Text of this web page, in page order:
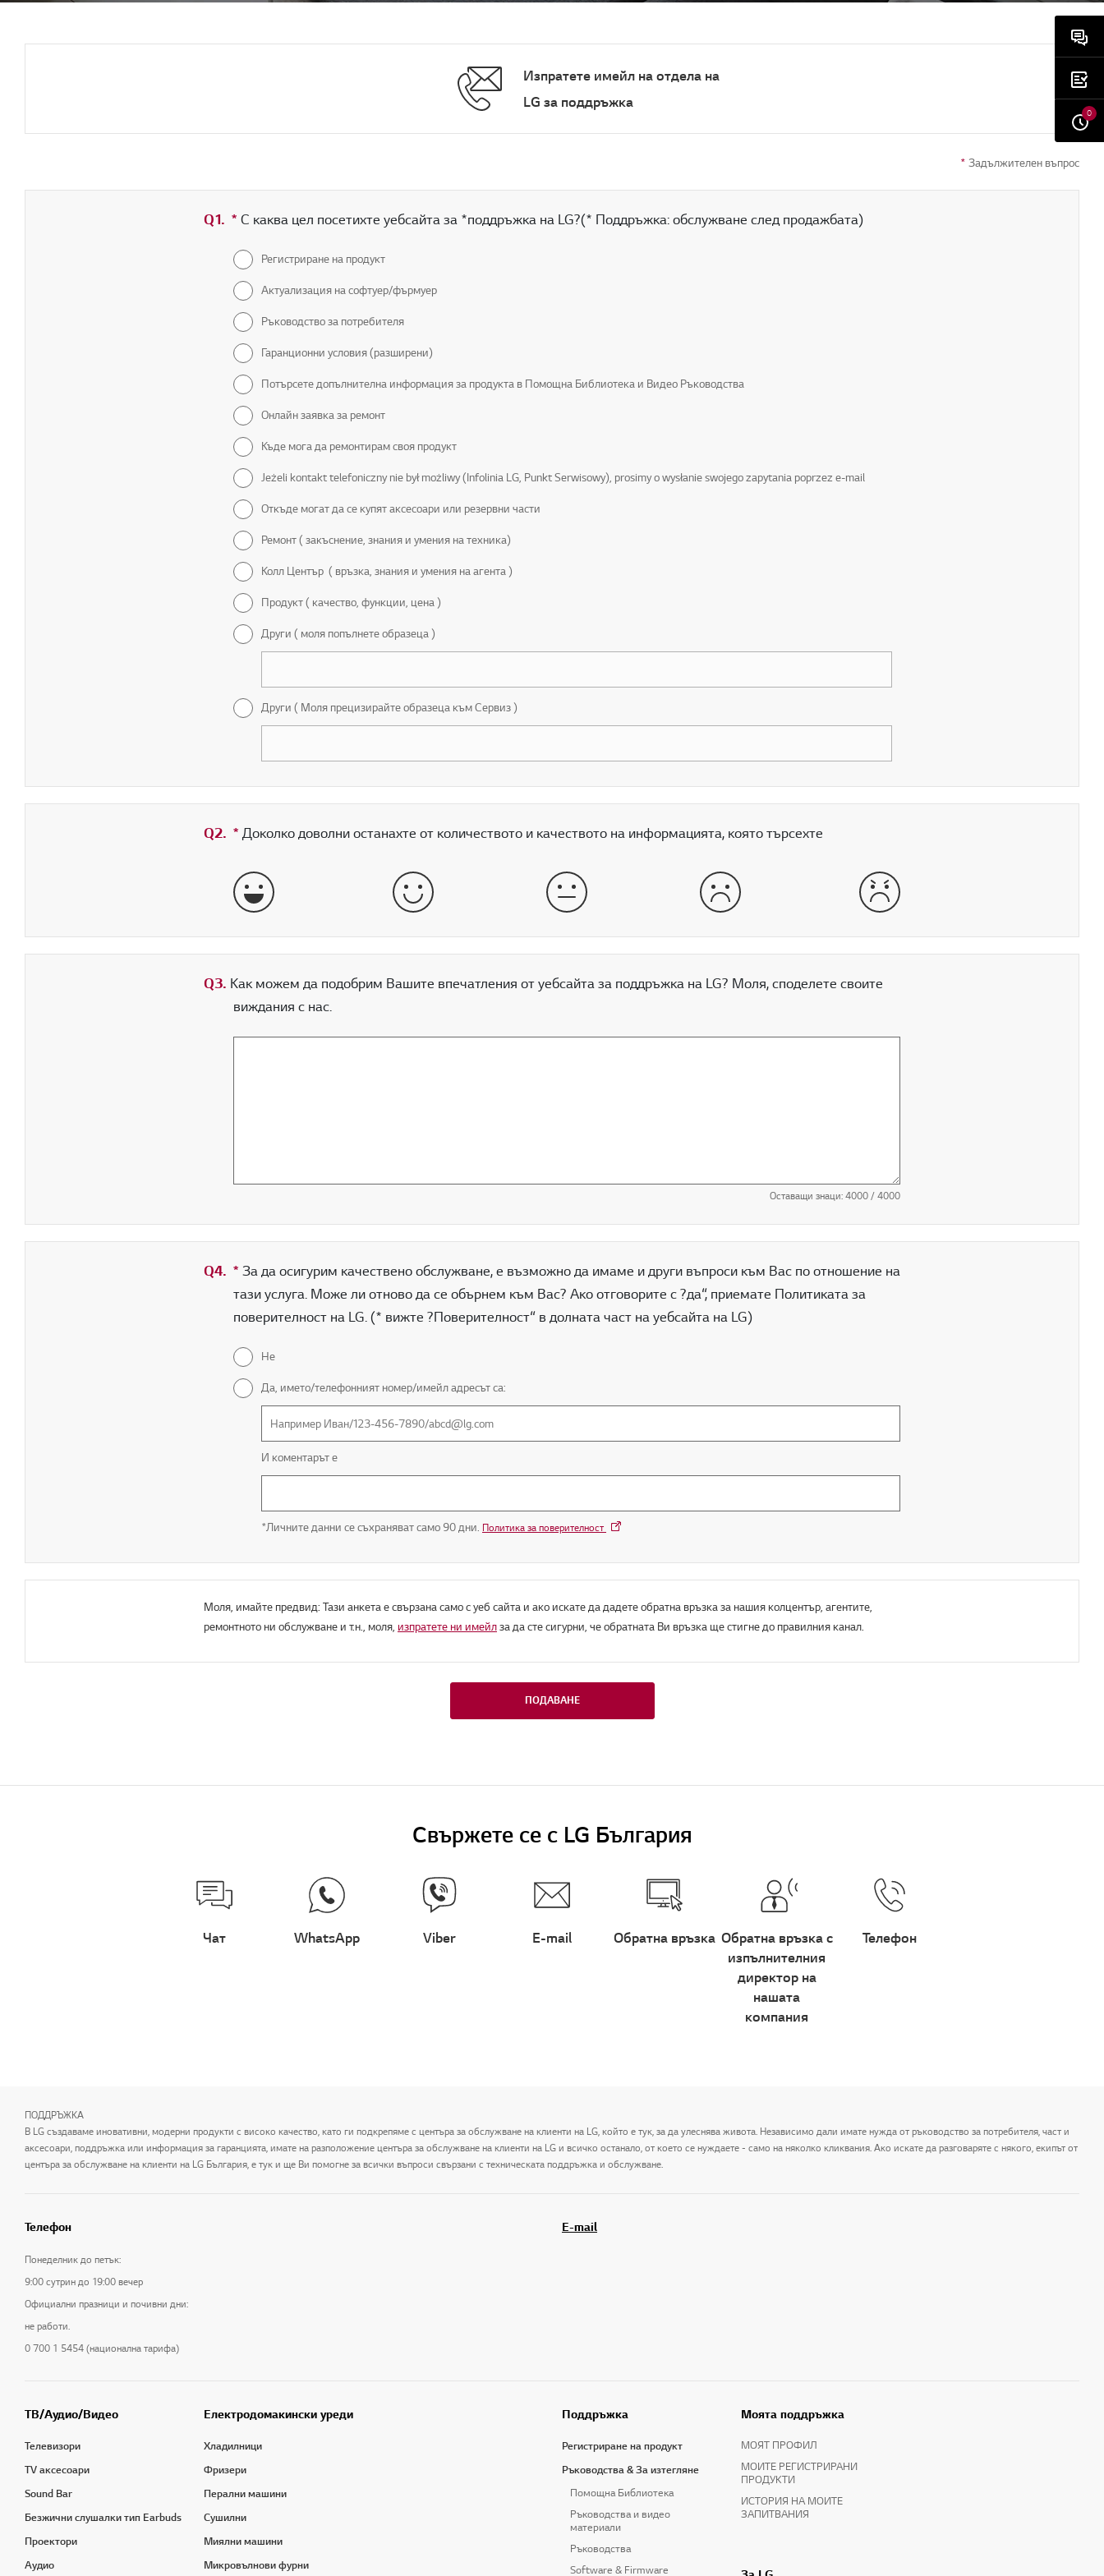
Изпратете имейл на отдела на
LG за поддръжка
* Задължителен въпрос
Q1. * Задължително поле
С каква цел посетихте уебсайта за *поддръжка на LG?(* Поддръжка: обслужване след продажбата)
Регистриране на продукт
Актуализация на софтуер/фърмуер
Ръководство за потребителя
Гаранционни условия (разширени)
Потърсете допълнителна информация за продукта в Помощна Библиотека и Видео Ръководства
Онлайн заявка за ремонт
Къде мога да ремонтирам своя продукт
Jeżeli kontakt telefoniczny nie był możliwy (Infolinia LG, Punkt Serwisowy), prosimy o wysłanie swojego zapytania poprzez e-mail
Откъде могат да се купят аксесоари или резервни части
Ремонт ( закъснение, знания и умения на техника)
Колл Център ( връзка, знания и умения на агента )
Продукт ( качество, функции, цена )
Други ( моля попълнете образеца )
Други ( Моля прецизирайте образеца към Сервиз )
Q2. * Задължително поле
Доколко доволни останахте от количеството и качеството на информацията, която търсехте
Много добре добрe средно лошо
Q3. Как можем да подобрим Вашите впечатления от уебсайта за поддръжка на LG? Моля, споделете своите
виждания с нас.
Оставащи знаци:4000/ 4000
Q4. * Задължително поле
За да осигурим качествено обслужване, е възможно да имаме и други въпроси към Вас по отношение на
тази услуга. Може ли отново да се обърнем към Вас? Ако отговорите с ?да“, приемате Политиката за
поверителност на LG. (* вижте ?Поверителност“ в долната част на уебсайта на LG)
Не
Да, името/телефонният номер/имейл адресът са:
И коментарът е
*Личните данни се съхраняват само 90 дни. Политика за поверителност
Моля, имайте предвид: Тази анкета е свързана само с уеб сайта и ако искате да дадете обратна връзка за нашия колцентър, агентите,
ремонтното ни обслужване и т.н., моля, изпратете ни имейлза да сте сигурни, че обратната Ви връзка ще стигне до правилния канал.
ПОДАВАНЕ
Свържете се с LG България
Чат WhatsApp Viber E-mail Обратна връзка Обратна връзка с
изпълнителния
директор на
нашата
компания
Телефон
0
ПОДДРЪЖКА
В LG създаваме иновативни, модерни продукти с високо качество, като ги подкрепяме с центъра за обслужване на клиенти на LG, който е тук, за да улеснява живота. Независимо дали имате нужда от ръководство за потребителя, част и
аксесоари, поддръжка или информация за гаранцията, имате на разположение центъра за обслужване на клиенти на LG и всичко останало, от което се нуждаете - само на няколко кликвания. Ако искате да разговаряте с някого, екипът от
центъра за обслужване на клиенти на LG България, е тук и ще Ви помогне за всички въпроси свързани с техническата поддръжка и обслужване.
Телефон
Понеделник до петък:
9:00 сутрин до 19:00 вечер
Официални празници и почивни дни:
не работи.
0 700 1 5454 (национална тарифа)
E-mail
ТB/Аудио/Видео
Телевизори
TV аксесоари
Sound Bar
Безжични слушалки тип Earbuds
Проектори
Аудио
Електродомакински уреди
Хладилници
Фризери
Перални машини
Сушилни
Миялни машини
Микровълнови фурни
Поддръжка
Регистриране на продукт
Ръководства & За изтегляне
Помощна Библиотека
Ръководства и видео
материали
Ръководства
Software & Firmware
Моята поддръжка
МОЯТ ПРОФИЛ
МОИТЕ РЕГИСТРИРАНИ
ПРОДУКТИ
ИСТОРИЯ НА МОИТЕ
ЗАПИТВАНИЯ